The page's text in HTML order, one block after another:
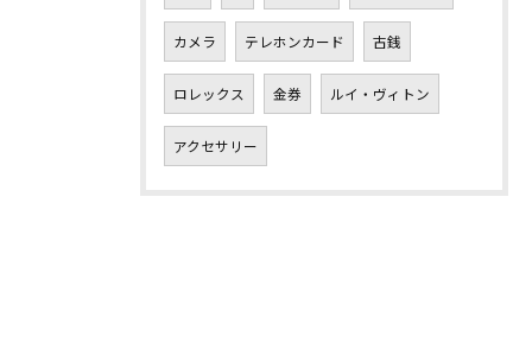
カメラ テレホンカード 古銭
ロレックス 金券 ルイ・ヴィトン
アクセサリー